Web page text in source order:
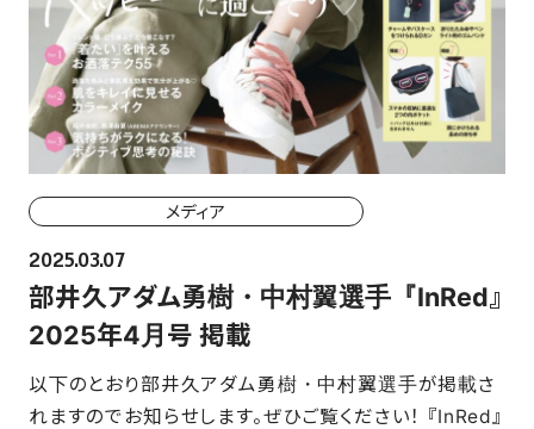
メディア
2025.03.07
部井久アダム勇樹・中村翼選手『InRed』
2025年4月号 掲載
以下のとおり部井久アダム勇樹・中村翼選手が掲載さ
れますのでお知らせします。ぜひご覧ください！ 『InRed』